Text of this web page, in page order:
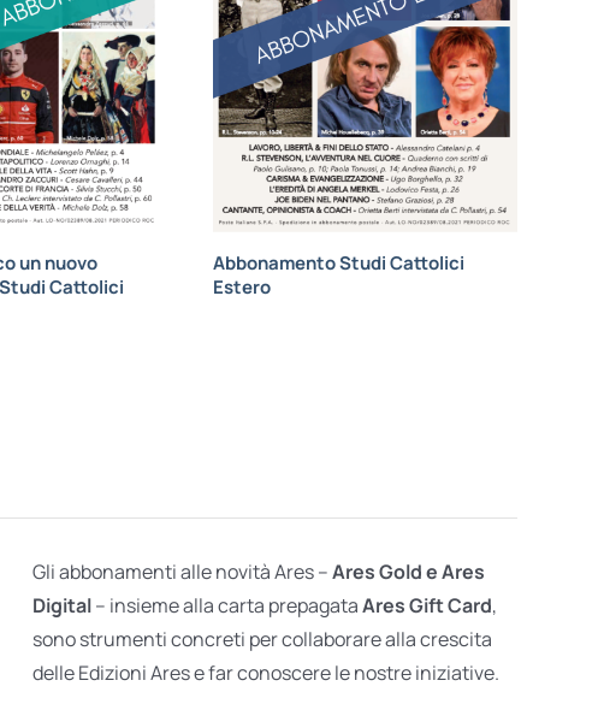
un nuovo
Cattolici
Abbonamento Studi Cattolici
Estero
Gli abbonamenti alle novità Ares –Ares Gold e Ares
Digital– insieme alla carta prepagataAres Gift Card,
sono strumenti concreti per collaborare alla crescita
delle Edizioni Ares e far conoscere le nostre iniziative.